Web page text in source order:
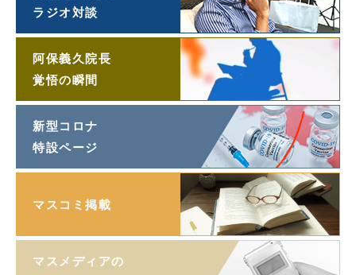
ラジオ対談
阿保義久院長
覚悟の瞬間
新型コロナ
特設ページ
マスコミ掲載
マスメディアの